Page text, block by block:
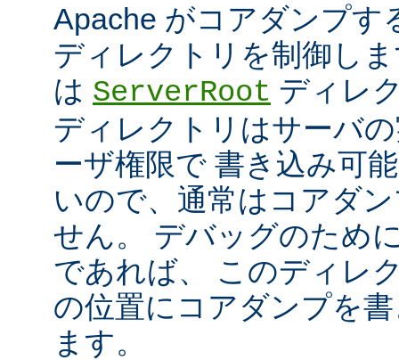
Apache がコアダンプす
ディレクトリを制御し
は ServerRoot ディレ
ディレクトリはサーバ
ーザ権限で 書き込み可
いので、通常はコアダ
せん。 デバッグのため
であれば、 このディレ
の位置にコアダンプを
ます。